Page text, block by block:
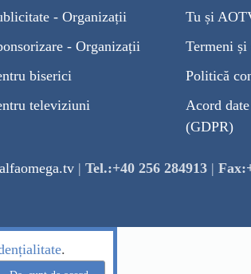
- Organizații
- Organizații
biserici
televiziuni
Tu și
Termeni
Politică
Acord
(GDPR)
| Tel.:+40 256 284913|
.